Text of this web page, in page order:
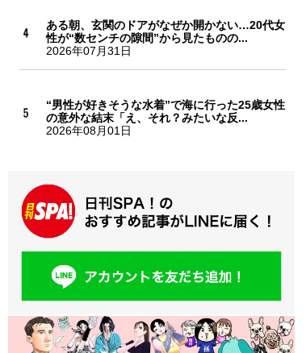
ある朝、玄関のドアがなぜか開かない…20代女
性が“数センチの隙間”から見たものの...
2026年07月31日
“男性が好きそうな水着”で海に行った25歳女性
の意外な結末「え、それ？みたいな反...
2026年08月01日